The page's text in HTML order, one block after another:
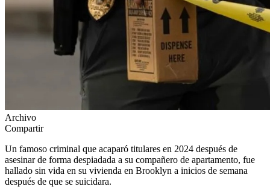
Archivo
Compartir
Un famoso criminal que acaparó titulares en 2024 después de
asesinar de forma despiadada a su compañero de apartamento, fue
hallado sin vida en su vivienda en Brooklyn a inicios de semana
después de que se suicidara.